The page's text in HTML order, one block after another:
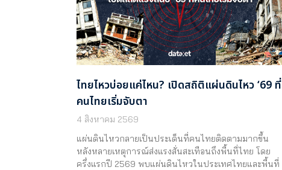
ไทยไหวบ่อยแค่ไหน? เปิดสถิติแผ่นดินไหว ‘69 ที่
คนไทยเริ่มจับตา
4 สิงหาคม 2569
แผ่นดินไหวกลายเป็นประเด็นที่คนไทยติดตามมากขึ้น
หลังหลายเหตุการณ์ส่งแรงสั่นสะเทือนถึงพื้นที่ไทย โดย
ครึ่งแรกปี 2569 พบแผ่นดินไหวในประเทศไทยและพื้นที่